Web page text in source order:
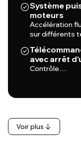
Système
moteurs
Accélération
sur différents
avec arrêt
Contrôle…
Voir plus